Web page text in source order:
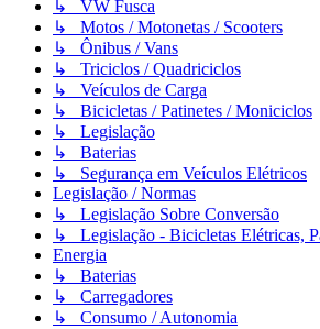
↳ VW Fusca
↳ Motos / Motonetas / Scooters
↳ Ônibus / Vans
↳ Triciclos / Quadriciclos
↳ Veículos de Carga
↳ Bicicletas / Patinetes / Moniciclos
↳ Legislação
↳ Baterias
↳ Segurança em Veículos Elétricos
Legislação / Normas
↳ Legislação Sobre Conversão
↳ Legislação - Bicicletas Elétricas,
Energia
↳ Baterias
↳ Carregadores
↳ Consumo / Autonomia